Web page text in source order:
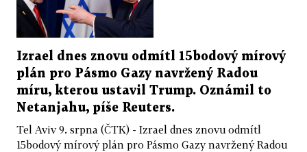
Izrael dnes znovu odmítl 15bodový mírový
plán pro Pásmo Gazy navržený Radou
míru, kterou ustavil Trump. Oznámil to
Netanjahu, píše Reuters.
Tel Aviv 9. srpna (ČTK) - Izrael dnes znovu odmítl
15bodový mírový plán pro Pásmo Gazy navržený Radou